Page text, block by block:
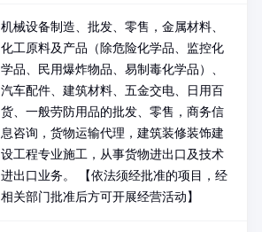
机械设备制造、批发、零售，金属材料、
化工原料及产品（除危险化学品、监控化
学品、民用爆炸物品、易制毒化学品）、
汽车配件、建筑材料、五金交电、日用百
货、一般劳防用品的批发、零售，商务信
息咨询，货物运输代理，建筑装修装饰建
设工程专业施工，从事货物进出口及技术
进出口业务。 【依法须经批准的项目，经
相关部门批准后方可开展经营活动】